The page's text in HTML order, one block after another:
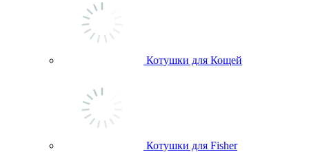
Котушки для Кощей
Котушки для Fisher